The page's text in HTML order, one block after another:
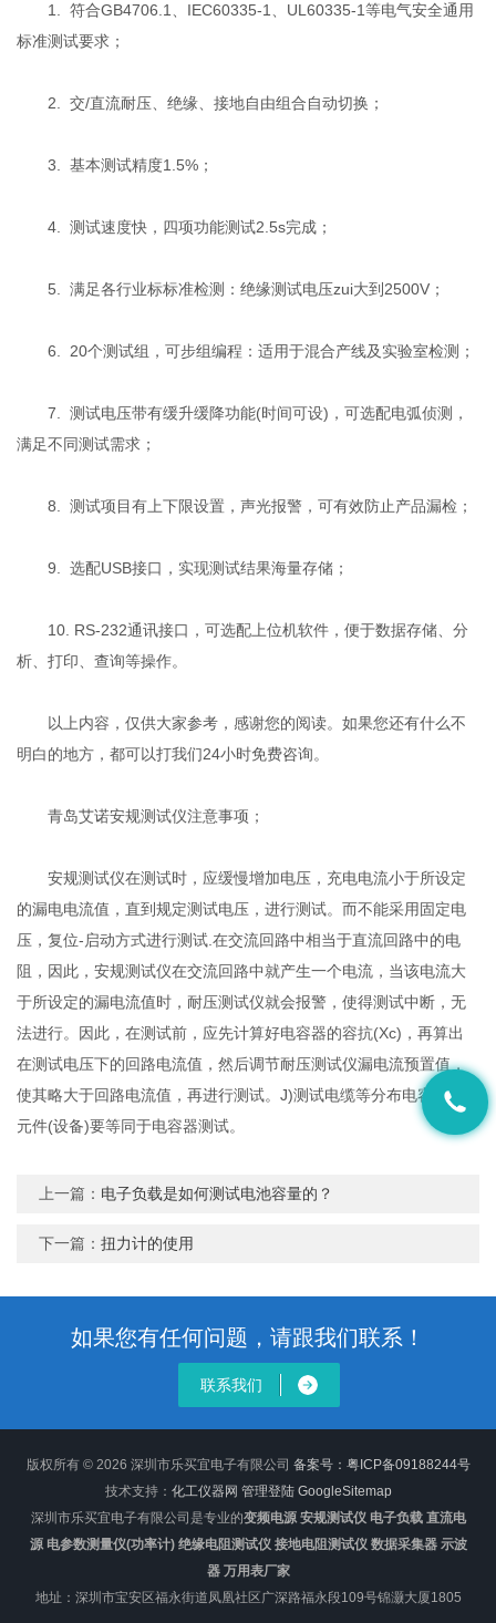
1. 符合GB4706.1、IEC60335-1、UL60335-1等电气安全通用
标准测试要求；
2. 交/直流耐压、绝缘、接地自由组合自动切换；
3. 基本测试精度1.5%；
4. 测试速度快，四项功能测试2.5s完成；
5. 满足各行业标标准检测：绝缘测试电压zui大到2500V；
6. 20个测试组，可步组编程：适用于混合产线及实验室检测；
7. 测试电压带有缓升缓降功能(时间可设)，可选配电弧侦测，
满足不同测试需求；
8. 测试项目有上下限设置，声光报警，可有效防止产品漏检；
9. 选配USB接口，实现测试结果海量存储；
10. RS-232通讯接口，可选配上位机软件，便于数据存储、分
析、打印、查询等操作。
以上内容，仅供大家参考，感谢您的阅读。如果您还有什么不
明白的地方，都可以打我们24小时免费咨询。
青岛艾诺安规测试仪注意事项；
安规测试仪在测试时，应缓慢增加电压，充电电流小于所设定
的漏电电流值，直到规定测试电压，进行测试。而不能采用固定电
压，复位-启动方式进行测试.在交流回路中相当于直流回路中的电
阻，因此，安规测试仪在交流回路中就产生一个电流，当该电流大
于所设定的漏电流值时，耐压测试仪就会报警，使得测试中断，无
法进行。因此，在测试前，应先计算好电容器的容抗(Xc)，再算出
在测试电压下的回路电流值，然后调节耐压测试仪漏电流预置值，
使其略大于回路电流值，再进行测试。J)测试电缆等分布电容大的
元件(设备)要等同于电容器测试。
上一篇： 电子负载是如何测试电池容量的？
下一篇：扭力计的使用
如果您有任何问题，请跟我们联系！
联系我们
版权所有 © 2026 深圳市乐买宜电子有限公司 备案号：粤ICP备09188244号
技术支持： 化工仪器网 管理登陆 GoogleSitemap
深圳市乐买宜电子有限公司是专业的变频电源 安规测试仪 电子负载 直流电
源 电参数测量仪(功率计) 绝缘电阻测试仪 接地电阻测试仪 数据采集器 示波
器 万用表厂家
地址：深圳市宝安区福永街道凤凰社区广深路福永段109号锦灏大厦1805